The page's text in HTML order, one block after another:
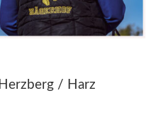
/ Harz